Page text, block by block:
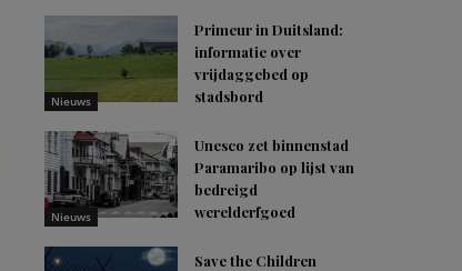
Nieuws
Primeur in Duitsland:
informatie over
vrijdaggebed op
stadsbord
Nieuws
Unesco zet binnenstad
Paramaribo op lijst van
bedreigd
werelderfgoed
Save the Children